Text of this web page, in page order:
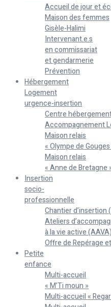
Accueil de jour et
Maison des femmes
Gisèle-Halimi
Intervenant.e.s
en commissariat
et gendarmerie
Prévention
Hébergement
Logement
urgence-insertion
Centre
Accompagnement
Maison relais
« Olympe de Gouges
Maison relais
« Anne de Bretagne
Insertion
socio-
professionnelle
Chantier d’insertion
Ateliers
à la vie active (AAVA)
Offre de Repérage
Petite
enfance
Multi-accueil
« M’Ti moun »
Multi-accueil «